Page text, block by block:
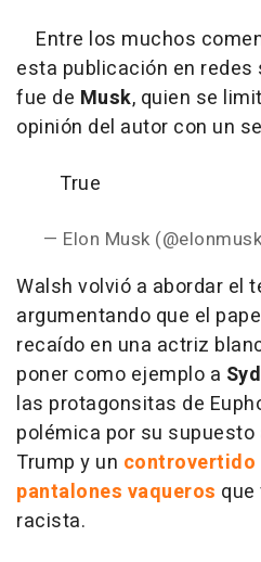
Entre los muchos
esta publicación en redes
fue de Musk, quien se
opinión del autor con un
True
— Elon Musk
Walsh volvió a abordar el
argumentando que el
recaído en una actriz
poner como ejemplo a
las protagonsitas de
polémica por su supuesto
Trump y un controvertido
pantalones vaqueros
racista.